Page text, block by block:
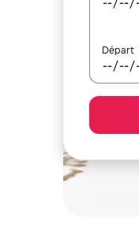
Départ